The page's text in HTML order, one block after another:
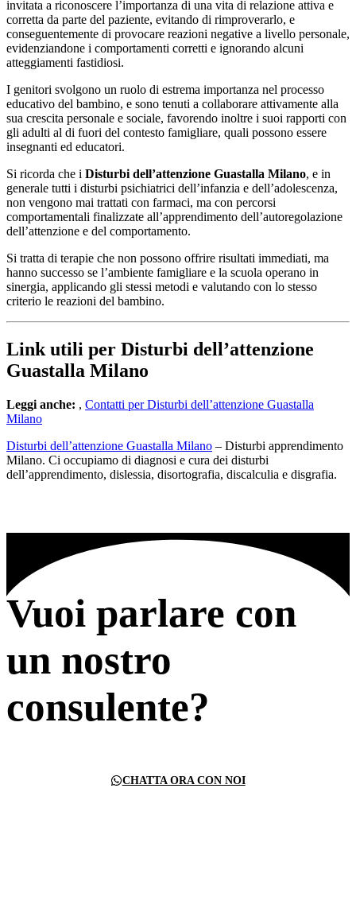
invitata a riconoscere l’importanza di una vita di relazione attiva e
corretta da parte del paziente, evitando di rimproverarlo, e
conseguentemente di provocare reazioni negative a livello personale,
evidenziandone i comportamenti corretti e ignorando alcuni
atteggiamenti fastidiosi.
I genitori svolgono un ruolo di estrema importanza nel processo
educativo del bambino, e sono tenuti a collaborare attivamente alla
sua crescita personale e sociale, favorendo inoltre i suoi rapporti con
gli adulti al di fuori del contesto famigliare, quali possono essere
insegnanti ed educatori.
Si ricorda che i Disturbi dell’attenzione Guastalla Milano, e in
generale tutti i disturbi psichiatrici dell’infanzia e dell’adolescenza,
non vengono mai trattati con farmaci, ma con percorsi
comportamentali finalizzate all’apprendimento dell’autoregolazione
dell’attenzione e del comportamento.
Si tratta di terapie che non possono offrire risultati immediati, ma
hanno successo se l’ambiente famigliare e la scuola operano in
sinergia, applicando gli stessi metodi e valutando con lo stesso
criterio le reazioni del bambino.
Link utili per Disturbi dell’attenzione
Guastalla Milano
Leggi anche: , Contatti per Disturbi dell’attenzione Guastalla
Milano
Disturbi dell’attenzione Guastalla Milano – Disturbi apprendimento
Milano. Ci occupiamo di diagnosi e cura dei disturbi
dell’apprendimento, dislessia, disortografia, discalculia e disgrafia.
Vuoi parlare con
un nostro
consulente?
CHATTA ORA CON NOI